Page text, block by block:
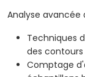
Analyse avancée
Techniques
des contours
Comptage